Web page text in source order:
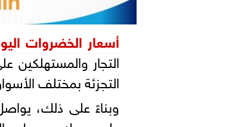
أسعار الخضروات
التجار والمستهلكين
التجزئة بمختلف
وبناءً على ذلك،